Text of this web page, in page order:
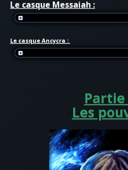
Le casque Messaiah :
Le casque Ancycra :
Partie
Les